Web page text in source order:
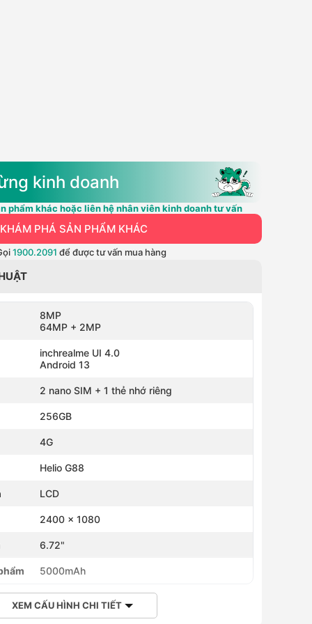
kinh doanh
phẩm khác hoặc liên hệ nhân viên kinh doanh tư vấn
KHÁM PHÁ SẢN PHẨM KHÁC
1900.2091 để được tư vấn mua hàng
8MP
64MP + 2MP
inchrealme UI 4.0
Android 13
2 nano SIM + 1 thẻ nhớ riêng
256GB
4G
Helio G88
LCD
2400 x 1080
6.72"
5000mAh
XEM CẤU HÌNH CHI TIẾT